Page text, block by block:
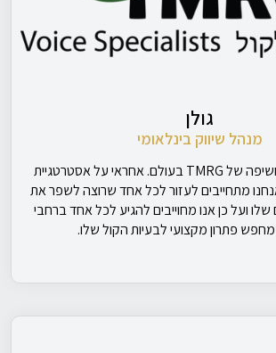
גולן
מנהל שיווק בינלאומי
המנוע מאחורי החשיפה של TMRG בעולם. אחראי על אסטרטגיית
מתחייבים לעזור לכל אחד שרוצה לשפר את
שלו ועל כן אנו מחוייבים להגיע לכל אחד ברחבי
פתרון מקצועי לבעיות הקול שלו.